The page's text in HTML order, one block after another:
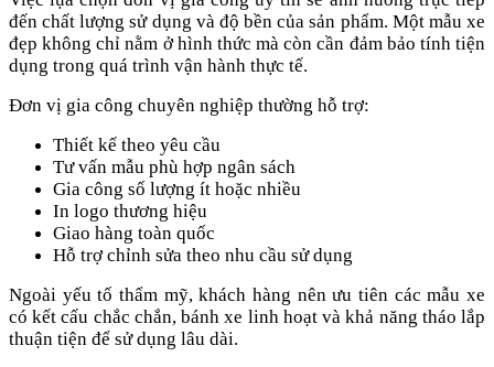
đến chất lượng sử dụng và độ bền của sản phẩm. Một mẫu xe
đẹp không chỉ nằm ở hình thức mà còn cần đảm bảo tính tiện
dụng trong quá trình vận hành thực tế.
Đơn vị gia công chuyên nghiệp thường hỗ trợ:
Thiết kế theo yêu cầu
Tư vấn mẫu phù hợp ngân sách
Gia công số lượng ít hoặc nhiều
In logo thương hiệu
Giao hàng toàn quốc
Hỗ trợ chỉnh sửa theo nhu cầu sử dụng
Ngoài yếu tố thẩm mỹ, khách hàng nên ưu tiên các mẫu xe
có kết cấu chắc chắn, bánh xe linh hoạt và khả năng tháo lắp
thuận tiện để sử dụng lâu dài.